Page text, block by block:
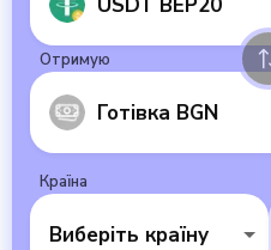
Отримую
Готівка BGN
Країна
Виберіть країну